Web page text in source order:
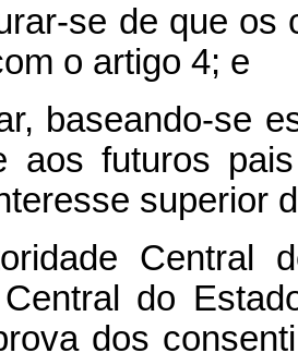
se de que os
o artigo 4; e
baseando-se
aos futuros
superior
Central
do
dos